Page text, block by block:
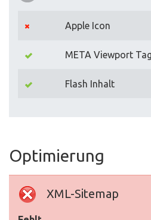
Apple Icon
META Viewport Tag
Flash Inhalt
Optimierung
XML-Sitemap